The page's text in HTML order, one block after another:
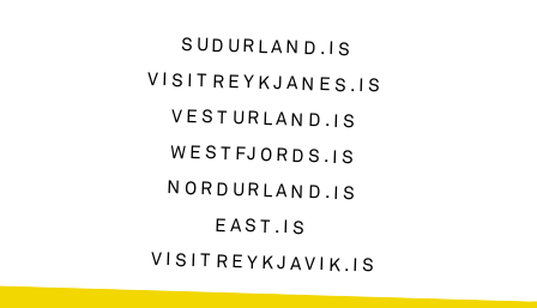
SUDURLAND.IS
VISITREYKJANES.IS
VESTURLAND.IS
WESTFJORDS.IS
NORDURLAND.IS
EAST.IS
VISITREYKJAVIK.IS